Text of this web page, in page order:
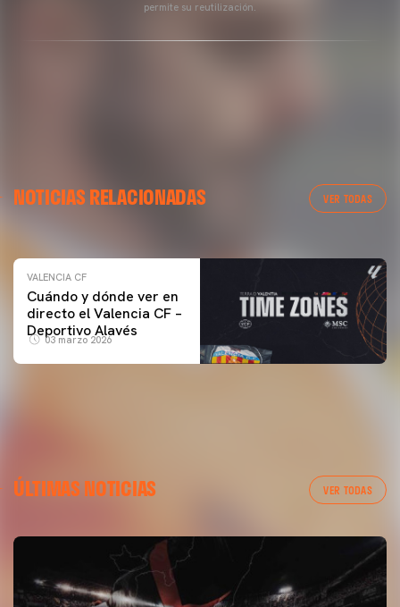
permite su reutilización.
NOTICIAS RELACIONADAS VER TODAS
ENTRENAMIENTO DEL VALENCIA CF 04/03/26
VALENCIA CF
Cuándo y dónde ver en
directo el Valencia CF –
Deportivo Alavés
03 marzo 2026
ÚLTIMAS NOTICIAS VER TODAS